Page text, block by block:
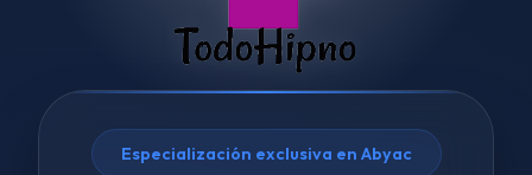
Especialización exclusiva en Abyac